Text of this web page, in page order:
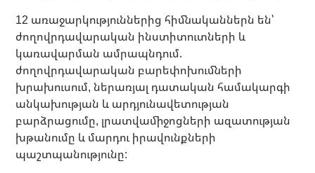
12 առաջարկություններից հիմնականներն են՝
ժողովրդավարական ինստիտուտների և
կառավարման ամրապնդում.
ժողովրդավարական բարեփոխումների
խրախուսում, ներառյալ դատական համակարգի
անկախության և արդյունավետության
բարձրացումը, լրատվամիջոցների ազատության
խթանումը և մարդու իրավունքների
պաշտպանությունը: